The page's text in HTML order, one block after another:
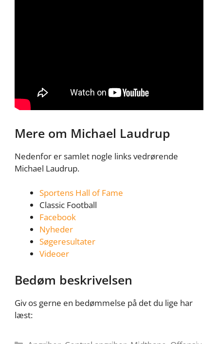
Mere om Michael Laudrup
Nedenfor er samlet nogle links vedrørende
Michael Laudrup.
Sportens Hall of Fame
Classic Football
Facebook
Nyheder
Søgeresultater
Videoer
Bedøm beskrivelsen
Giv os gerne en bedømmelse på det du lige har
læst: